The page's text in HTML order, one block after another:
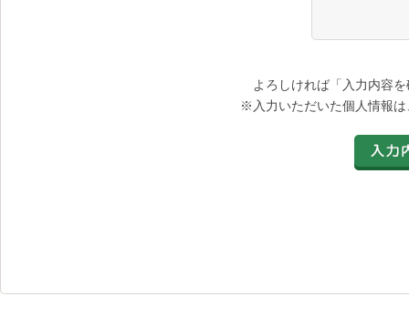
よろしければ「入力内容
※入力いただいた個人情報